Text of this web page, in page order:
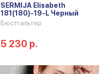
SERMIJA Elisabeth
181(180)-19-L Черный
Бюстгальтер
5 230 р.